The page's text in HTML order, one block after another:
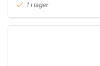
1 i lager